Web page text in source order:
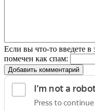
Если вы что-то введете в
помечен как спам:
Добавить комментарий